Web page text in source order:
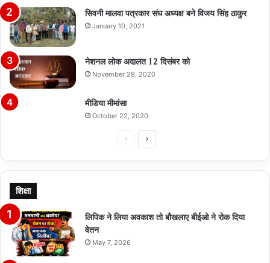
सिवनी मालवा पत्रकार संघ अध्यक्ष बने विजय सिंह ठाकुर
January 10, 2021
नेशनल लोक अदालत 12 दिसंबर को
November 29, 2020
मीडिया मीमांसा
October 22, 2020
PreviousNext
शिक्षा
लिपिक ने लिया अवकाश तो बौखलाए बीईओ ने रोक दिया
वेतन
May 7, 2026